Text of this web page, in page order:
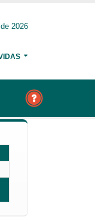
2026